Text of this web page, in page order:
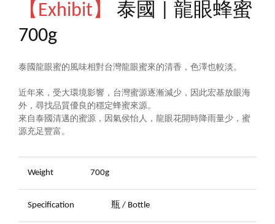
【Exhibit】
泰國 | 龍眼蜂蜜
700g
泰國龍眼蜜的風味相對台灣龍眼蜜來的清香，色澤也較淡。
近年來，受大環境影響，台灣蜜源逐漸減少，因此宏基放眼海
外，尋找品質優良的穩定蜂蜜來源。
來自泰國清邁的蜜源，因氣侯怡人，龍眼花開時降雨量少，蜜
源充足豐富。
Weight 700g
Specification 瓶 / Bottle